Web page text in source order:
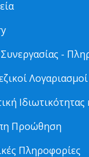
-
Λογαριασμοί
Ιδιωτικότητας
Προώθηση
Πληροφορίες